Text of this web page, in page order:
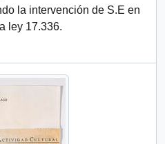
la intervención de S.E en
ley 17.336.